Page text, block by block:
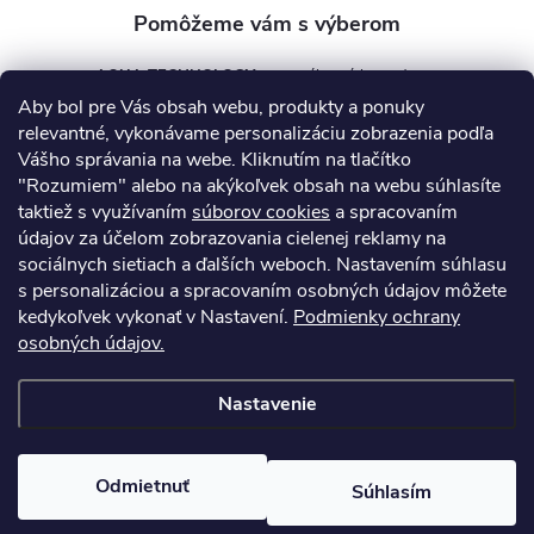
Aby bol pre Vás obsah webu, produkty a ponuky
relevantné, vykonávame personalizáciu zobrazenia podľa
Vášho správania na webe. Kliknutím na tlačítko
"Rozumiem" alebo na akýkoľvek obsah na webu súhlasíte
taktiež s využívaním súborov cookies a spracovaním
údajov za účelom zobrazovania cielenej reklamy na
sociálnych sietiach a ďalších weboch. Nastavením súhlasu
s personalizáciou a spracovaním osobných údajov môžete
kedykoľvek vykonať v Nastavení. Podmienky ochrany
osobných údajov.
Nastavenie
Odmietnuť Súhlasím
AQUA TECHNOLOGY s.r.o.
info @aquatechnology.sk
+421 911 991 394
Informácie pre vás
Kontakty Obchodné podmienky
nastavenie cookies